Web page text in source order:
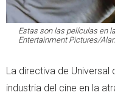
Estas son las películas en
Entertainment Pictures/
La directiva de
industria del cine en la